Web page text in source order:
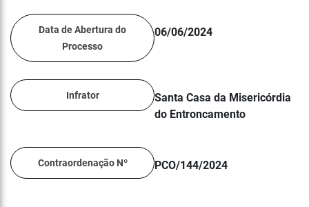
Data de Abertura do
Processo
06/06/2024
Infrator
Santa Casa da Misericórdia
do Entroncamento
Contraordenação Nº PCO/144/2024